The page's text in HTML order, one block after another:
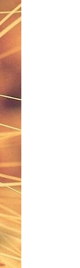
I libri